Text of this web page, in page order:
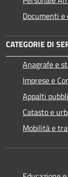
Documenti e
CATEGORIE DI
Anagrafe e
Imprese e
Appalti
Catasto e
Mobilità e